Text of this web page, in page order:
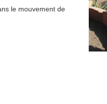
le mouvement de